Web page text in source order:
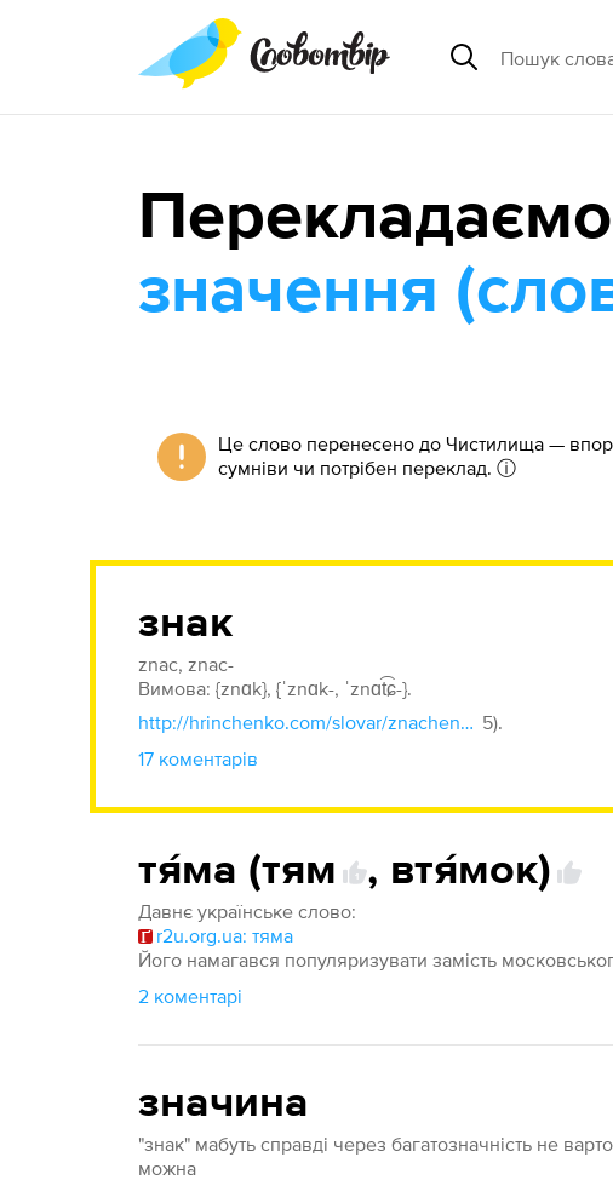
значення
Це слово перенесено до Чистилища —
сумніви чи потрібен переклад.ⓘ
знак
znac, znac-
Вимова: {znɑk}, {ˈznɑk-, ˈznɑt͡ɕ-}.
http://hrinchenko.com/slovar/znachenie-slova/20671-znak.html#show_point: 5).
17 коментарів
тя́ма (тям 1 , втя́мок)
Давнє українське слово:
r2u.org.ua: тяма
Його намагався популяризувати замість
2 коментарі
значина
"знак" мабуть справді через багатозначність не
можна